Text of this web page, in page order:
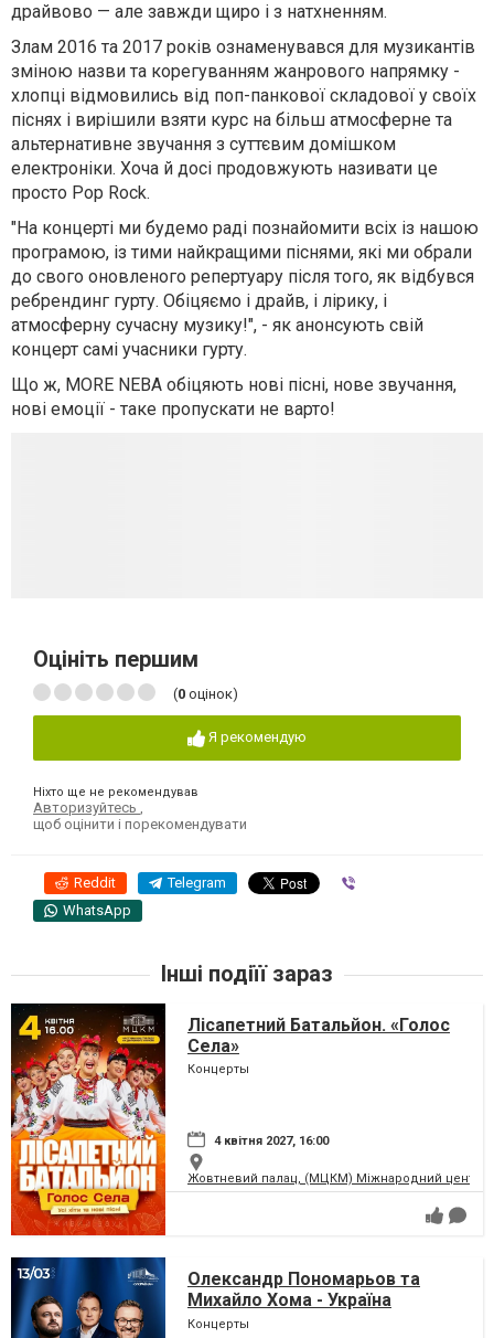
драйвово — але завжди щиро і з натхненням.
Злам 2016 та 2017 років ознаменувався для музикантів
зміною назви та корегуванням жанрового напрямку -
хлопці відмовились від поп-панкової складової у своїх
піснях і вирішили взяти курс на більш атмосферне та
альтернативне звучання з суттєвим домішком
електроніки. Хоча й досі продовжують називати це
просто Pop Rock.
"На концерті ми будемо раді познайомити всіх із нашою
програмою, із тими найкращими піснями, які ми обрали
до свого оновленого репертуару після того, як відбувся
ребрендинг гурту. Обіцяємо і драйв, і лірику, і
атмосферну сучасну музику!", - як анонсують свій
концерт самі учасники гурту.
Що ж, MORE NEBA обіцяють нові пісні, нове звучання,
нові емоції - таке пропускати не варто!
Оцініть першим
(0 оцінок)
Я рекомендую
Ніхто ще не рекомендував
Авторизуйтесь
щоб оцінити і порекомендувати
Reddit Telegram
WhatsApp
Інші подіїї зараз
Лісапетний Батальйон. «Голос
Села»
Концерты
4 квітня 2027, 16:00
Жовтневий палац, (МЦКМ) Міжнародний центр
Олександр Пономарьов та
Михайло Хома - Україна
Переможе!
Концерты